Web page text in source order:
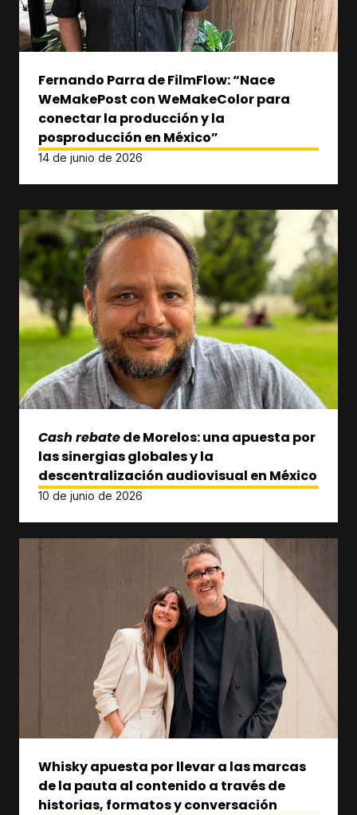
Fernando Parra de FilmFlow: “Nace
WeMakePost con WeMakeColor para
conectar la producción y la
posproducción en México”
14 de junio de 2026
Cash rebatede Morelos: una apuesta por
las sinergias globales y la
descentralización audiovisual en México
10 de junio de 2026
Whisky apuesta por llevar a las marcas
de la pauta al contenido a través de
historias, formatos y conversación